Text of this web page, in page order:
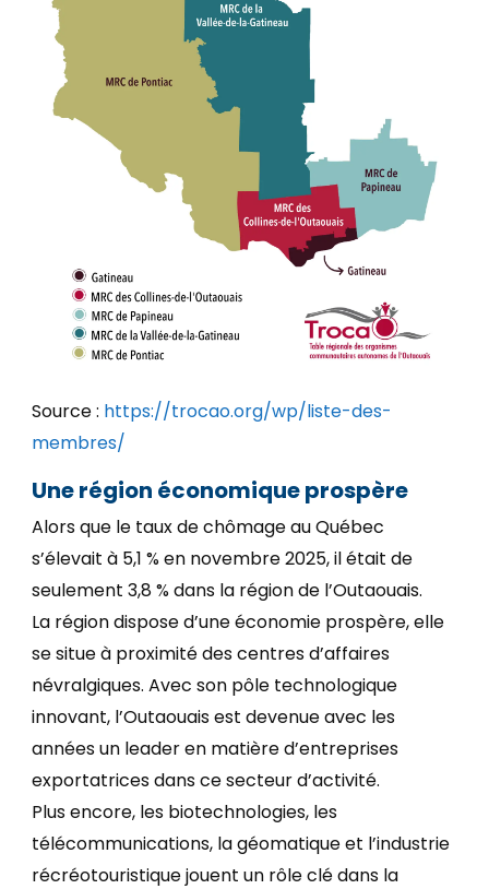
Source : https://trocao.org/wp/liste-des-
membres/
Une région économique prospère
Alors que le taux de chômage au Québec
s’élevait à 5,1 % en novembre 2025, il était de
seulement 3,8 % dans la région de l’Outaouais.
La région dispose d’une économie prospère, elle
se situe à proximité des centres d’affaires
névralgiques. Avec son pôle technologique
innovant, l’Outaouais est devenue avec les
années un leader en matière d’entreprises
exportatrices dans ce secteur d’activité.
Plus encore, les biotechnologies, les
télécommunications, la géomatique et l’industrie
récréotouristique jouent un rôle clé dans la